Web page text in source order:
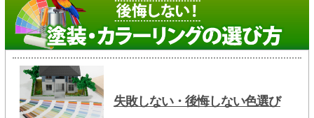
失敗しない・後悔しない色選び